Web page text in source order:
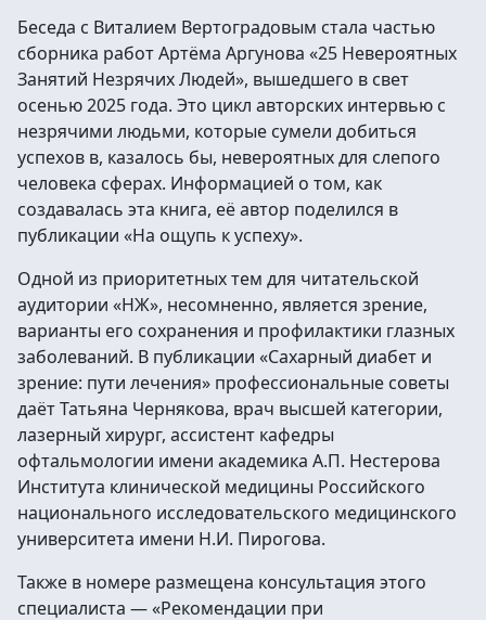
Беседа с Виталием Вертоградовым стала частью
сборника работ Артёма Аргунова «25 Невероятных
Занятий Незрячих Людей», вышедшего в свет
осенью 2025 года. Это цикл авторских интервью с
незрячими людьми, которые сумели добиться
успехов в, казалось бы, невероятных для слепого
человека сферах. Информацией о том, как
создавалась эта книга, её автор поделился в
публикации «На ощупь к успеху».
Одной из приоритетных тем для читательской
аудитории «НЖ», несомненно, является зрение,
варианты его сохранения и профилактики глазных
заболеваний. В публикации «Сахарный диабет и
зрение: пути лечения» профессиональные советы
даёт Татьяна Чернякова, врач высшей категории,
лазерный хирург, ассистент кафедры
офтальмологии имени академика А.П. Нестерова
Института клинической медицины Российского
национального исследовательского медицинского
университета имени Н.И. Пирогова.
Также в номере размещена консультация этого
специалиста — «Рекомендации при